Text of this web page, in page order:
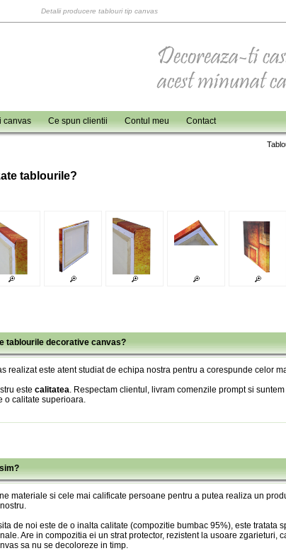
Detalii producere tablouri tip canvas
canvas Ce spun clientii Contul meu Contact
tablourile?
tablourile decorative canvas?
realizat este atent studiat de echipa nostra pentru a corespunde celor
este calitatea. Respectam clientul, livram comenzile prompt si
o calitate superioara.
materiale si cele mai calificate persoane pentru a putea realiza un
de noi este de o inalta calitate (compozitie bumbac 95%), este tratata
Are in compozitia ei un strat protector, rezistent la usoare zgarieturi,
sa nu se decoloreze in timp.